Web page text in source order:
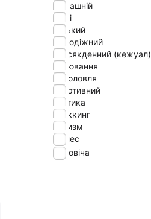
домашній
лижі
міський
молодіжний
повсякденний (кежуал)
полювання
риболовля
спортивний
тактика
треккинг
туризм
фітнес
Чоловіча